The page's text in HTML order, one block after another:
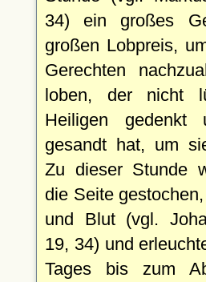
34) ein großes
großen Lobpreis,
Gerechten
loben, der nicht
Heiligen
gesandt hat, um
Zu dieser Stunde
die Seite
und Blut (vgl.
19, 34) und
Tages bis zum